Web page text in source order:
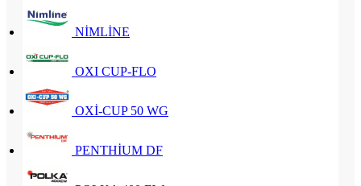
NİMLİNE
OXI CUP-FLO
OXİ-CUP 50 WG
PENTHİUM DF